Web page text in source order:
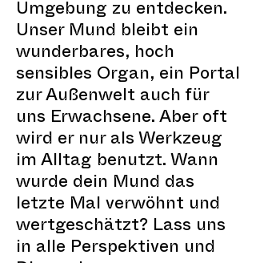
Umgebung zu entdecken.
Unser Mund bleibt ein
wunderbares, hoch
sensibles Organ, ein Portal
zur Außenwelt auch für
uns Erwachsene. Aber oft
wird er nur als Werkzeug
im Alltag benutzt. Wann
wurde dein Mund das
letzte Mal verwöhnt und
wertgeschätzt? Lass uns
in alle Perspektiven und